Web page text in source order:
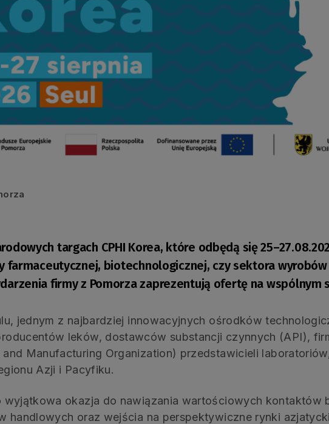
targach CPHI Korea, które odbędą się
farmaceutycznej, biotechnologicznej, czy sektora
firmy z Pomorza zaprezentują ofertę na wspólnym
jednym z najbardziej innowacyjnych ośrodków
leków, dostawców substancji czynnych (API),
Manufacturing Organization) przedstawicieli
Azji i Pacyfiku.
wyjątkowa okazja do nawiązania wartościowych kontaktów
handlowych oraz wejścia na perspektywiczne rynki